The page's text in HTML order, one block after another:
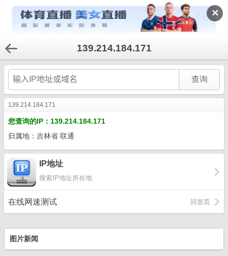
✕
139.214.184.171
139.214.184.171
您查询的IP：139.214.184.171
归属地：吉林省 联通
IP地址
搜索IP地址所在地
在线网速测试 回首页
图片新闻